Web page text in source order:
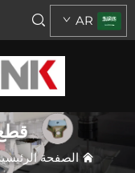
AR
الصفحة